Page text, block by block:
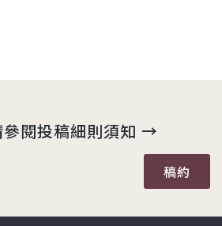
參閱投稿細則須知 →
稿約